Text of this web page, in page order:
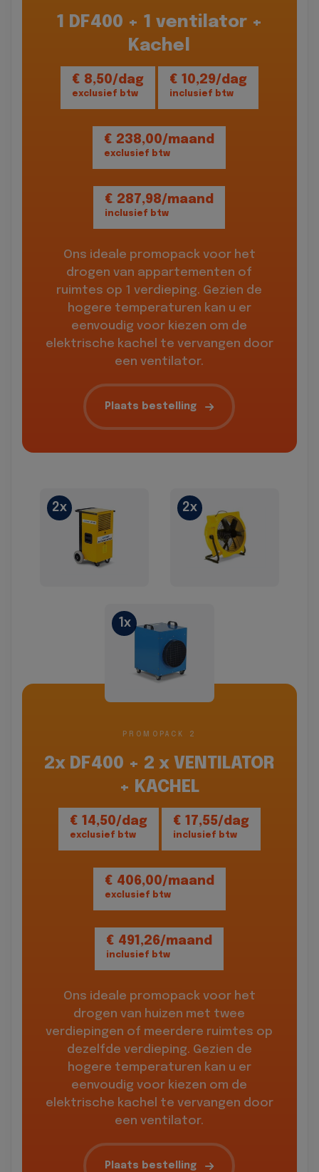
1 DF400 + 1 ventilator +
Kachel
€ 8,50/dag
exclusief btw
€ 10,29/dag
inclusief btw
€ 238,00/maand
exclusief btw
€ 287,98/maand
inclusief btw
Ons ideale promopack voor het
drogen van appartementen of
ruimtes op 1 verdieping. Gezien de
hogere temperaturen kan u er
eenvoudig voor kiezen om de
elektrische kachel te vervangen door
een ventilator.
Plaats bestelling
2x 2x
1x
PROMOPACK 2
2x DF400 + 2 x VENTILATOR
+ KACHEL
€ 14,50/dag
exclusief btw
€ 17,55/dag
inclusief btw
€ 406,00/maand
exclusief btw
€ 491,26/maand
inclusief btw
Ons ideale promopack voor het
drogen van huizen met twee
verdiepingen of meerdere ruimtes op
dezelfde verdieping. Gezien de
hogere temperaturen kan u er
eenvoudig voor kiezen om de
elektrische kachel te vervangen door
een ventilator.
Plaats bestelling